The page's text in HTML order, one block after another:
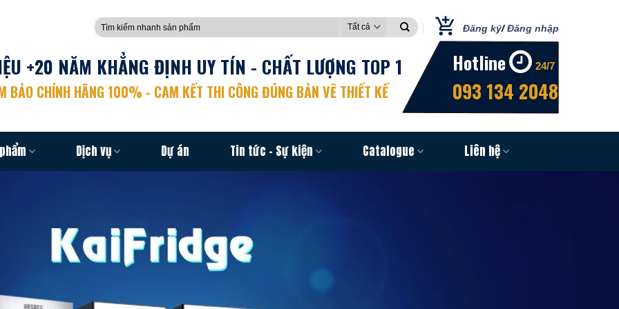
Tìm
kiếm:
Đăng ký/Đăng nhập
+20 NĂM KHẲNG ĐỊNH UY TÍN - CHẤT LƯỢNG TOP 1
BẢO CHÍNH HÃNG 100% - CAM KẾT THI CÔNG ĐÚNG BẢN VẼ THIẾT KẾ
Hotline 24/7
093 134 2048
Dịch vụ Dự án Tin tức – Sự kiện Catalogue Liên hệ